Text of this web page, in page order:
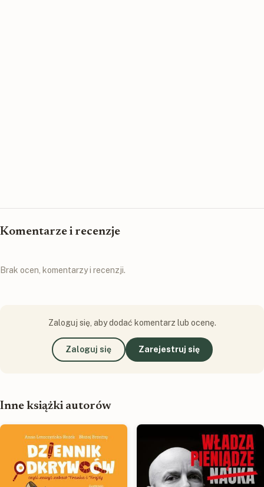
Komentarze i recenzje
Brak ocen, komentarzy i recenzji.
Zaloguj się, aby dodać komentarz lub ocenę.
Zaloguj się Zarejestruj się
Inne książki autorów